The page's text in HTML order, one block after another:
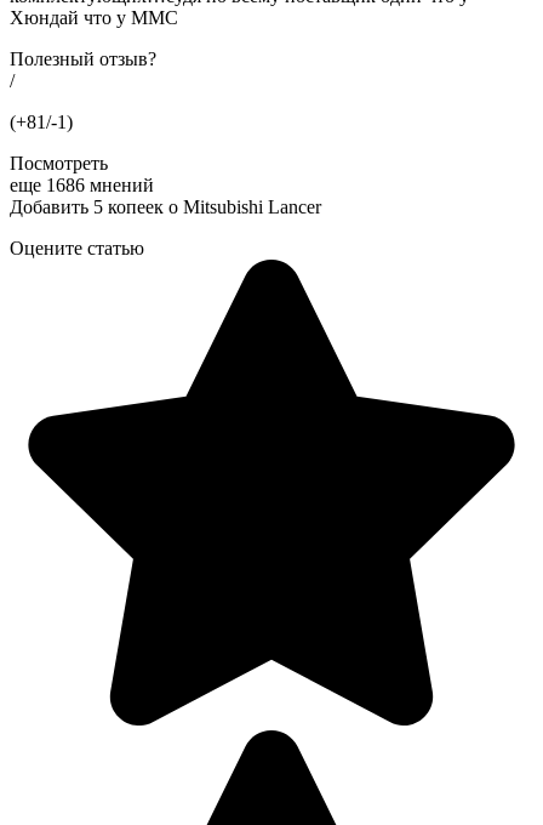
Хюндай что у ММС
Полезный отзыв?
/
(+81/-1)
Посмотреть
еще 1686 мнений
Добавить 5 копеек о Mitsubishi Lancer
Оцените статью